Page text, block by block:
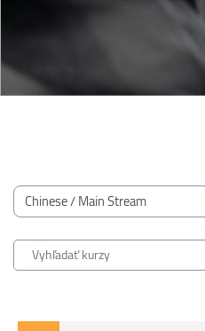
Bloky
Kategórie kurzov
Vyhľadať kurzy